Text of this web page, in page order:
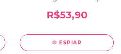
R$53,90
ESPIAR